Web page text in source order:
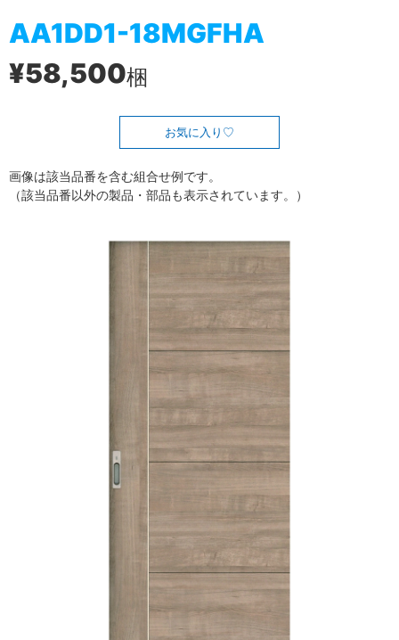
AA1DD1-18MGFHA
¥58,500梱
お気に入り
画像は該当品番を含む組合せ例です。
（該当品番以外の製品・部品も表示されています。）